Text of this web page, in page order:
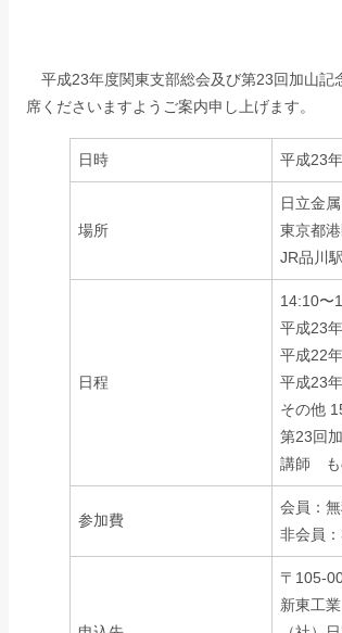
平成23年度関東支部総会及び第23回加山記
席くださいますようご案内申し上げます。
日時 平成23
場所
日立金
東京都
JR品川
日程
14:10〜
平成23
平成22
平成23
その他
第23回
講師 も
参加費
会員：
非会員
〒105-
新東工